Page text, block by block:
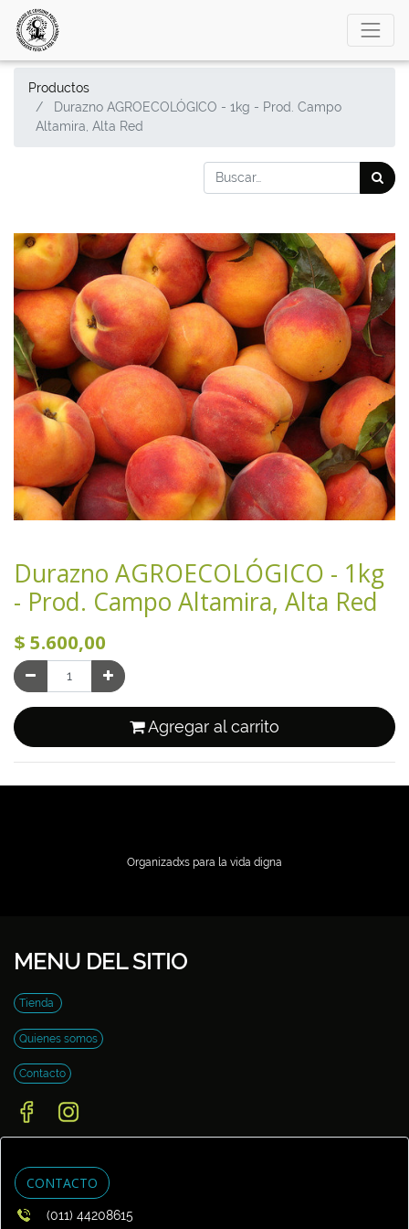
Productos
Durazno AGROECOLÓGICO - 1kg - Prod. Campo
Altamira, Alta Red
Durazno AGROECOLÓGICO - 1kg
- Prod. Campo Altamira, Alta Red
$ 5.600,00
Agregar al carrito
Organizadxs para la vida digna
MENU DEL SITIO
Tienda
Quienes somos
Contacto
CONTACTO
(011) 44208615